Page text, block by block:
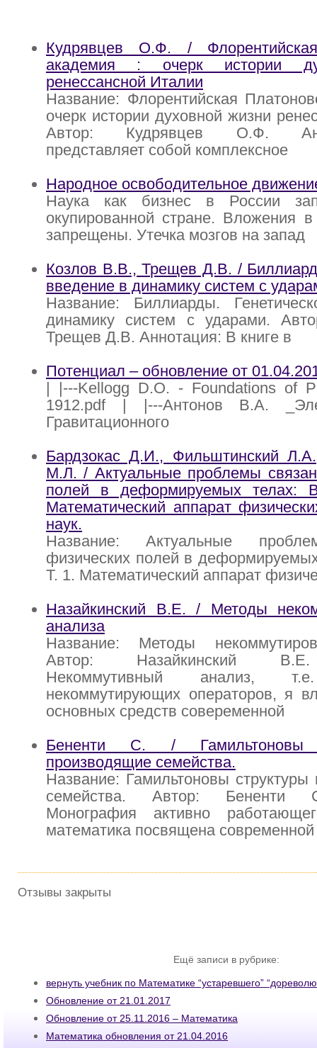
Кудрявцев О.Ф. /
академия : очерк истории
ренессансной Италии
Название: Флорентийская
очерк истории духовной жизни
Автор: Кудрявцев О.Ф.
представляет собой комплексное
Народное освободительное
Наука как бизнес в России
окупированной стране. Вложения
запрещены. Утечка мозгов на запад
Козлов В.В., Трещев Д.В. /
введение в динамику систем с
Название: Биллиарды.
динамику систем с ударами.
Трещев Д.В. Аннотация: В книге в
Потенциал – обновление от
| |---Kellogg D.O. - Foundations of
1912.pdf | |---Антонов В.А.
Гравитационного
Бардзокас Д.И., Фильштинский
М.Л. / Актуальные проблемы
полей в деформируемых
Математический аппарат
наук.
Название: Актуальные
физических полей в
Т. 1. Математический аппарат
Назайкинский В.Е. / Методы
анализа
Название: Методы
Автор: Назайкинский
Некоммутивный анализ,
некоммутирующих операторов, я
основных средств совеременной
Бененти С. / Гамильтоновы
производящие семейства.
Название: Гамильтоновы
семейства. Автор: Бененти
Монография активно
математика посвящена современной
Отзывы закрыты
Ещё записи в рубрике:
вернуть учебник по Математике “устаревшего”
Обновление от 21.01.2017
Обновление от 25.11.2016 – Математика
Математика обновления от 21.04.2016